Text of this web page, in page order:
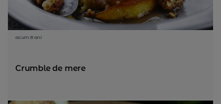
acum 8 ani
Crumble de mere